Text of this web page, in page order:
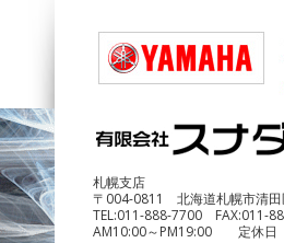
¥690,000
札幌支店
〒004-0811 北海道札幌市清田
TEL:011-888-7700 FAX:011-
AM10:00～PM19:00 定休日